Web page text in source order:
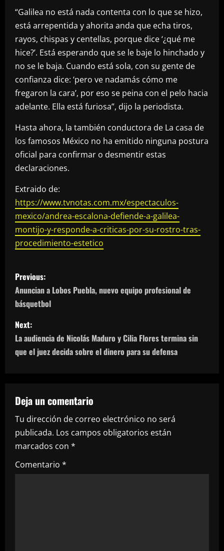
“Galilea no está nada contenta con lo que se hizo,
está arrepentida y ahorita anda que echa tiros,
rayos, chispas y centellas, porque dice ‘¿qué me
hice?’. Está esperando que se le baje lo hinchado y
no se le baja. Cuando está sola, con su gente de
confianza dice: ‘pero ve nadamás cómo me
fregaron la cara’, por eso se peina con el pelo hacia
adelante. Ella está furiosa”, dijo la periodista.
Hasta ahora, la también conductora de La casa de
los famosos México no ha emitido ninguna postura
oficial para confirmar o desmentir estas
declaraciones.
Extraido de:
https://www.tvnotas.com.mx/espectaculos-
mexico/andrea-escalona-defiende-a-galilea-
montijo-y-responde-a-criticas-por-su-rostro-tras-
procedimiento-estetico
P
o
s
t
n
v
i
g
a
Previous:
Anuncian a Lobos Puebla, nuevo equipo profesional de
básquetbol
Next:
La audiencia de Nicolás Maduro y Cilia Flores termina sin
que el juez decida sobre el dinero para su defensa
Deja un comentario
Tu dirección de correo electrónico no será
publicada. Los campos obligatorios están
marcados con *
Comentario *